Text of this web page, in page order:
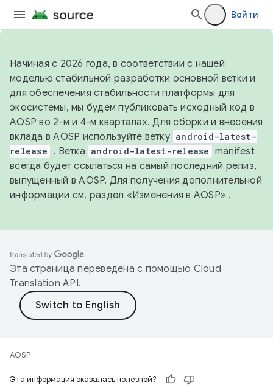
Войти
Начиная с 2026 года, в соответствии с нашей
моделью стабильной разработки основной ветки и
для обеспечения стабильности платформы для
экосистемы, мы будем публиковать исходный код в
AOSP во 2-м и 4-м кварталах. Для сборки и внесения
вклада в AOSP используйте ветку android-latest-
release . Ветка android-latest-release manifest
всегда будет ссылаться на самый последний релиз,
выпущенный в AOSP. Для получения дополнительной
информации см. раздел «Изменения в AOSP» .
Эта страница переведена с помощью Cloud
Translation API.
AOSP
Эта информация оказалась полезной?